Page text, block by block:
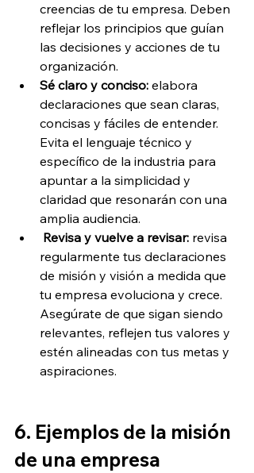
creencias de tu empresa. Deben
reflejar los principios que guían
las decisiones y acciones de tu
organización.
Sé claro y conciso: elabora
declaraciones que sean claras,
concisas y fáciles de entender.
Evita el lenguaje técnico y
específico de la industria para
apuntar a la simplicidad y
claridad que resonarán con una
amplia audiencia.
Revisa y vuelve a revisar: revisa
regularmente tus declaraciones
de misión y visión a medida que
tu empresa evoluciona y crece.
Asegúrate de que sigan siendo
relevantes, reflejen tus valores y
estén alineadas con tus metas y
aspiraciones.
6. Ejemplos de la misión
de una empresa